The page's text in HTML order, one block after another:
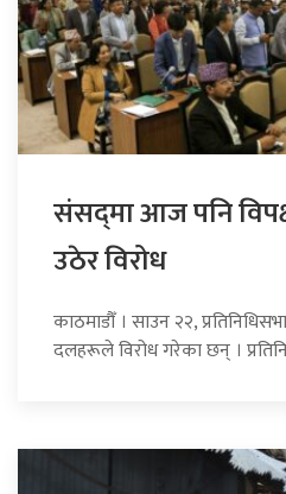
संसद्‍मा आज पनि
उठेर विरोध
काठमाडौँ । साउन २२,
दलहरूले विरोध गरेका छन् ।